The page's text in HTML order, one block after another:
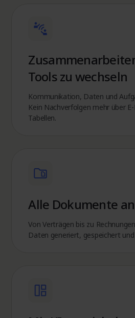
Tools zu wechseln
Kommunikation, Daten und
Kein Nachverfolgen mehr über
Tabellen.
Alle Dokumente
Von Verträgen bis zu
Daten generiert, gespeichert